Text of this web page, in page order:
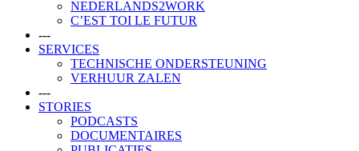
NEDERLANDS2WORK
C’EST TOI LE FUTUR
---
SERVICES
TECHNISCHE ONDERSTEUNING
VERHUUR ZALEN
---
STORIES
PODCASTS
DOCUMENTAIRES